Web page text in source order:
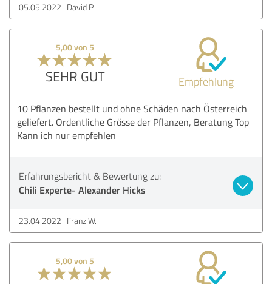
05.05.2022 David P.
5,00 von 5
SEHR GUT Empfehlung
10 Pflanzen bestellt und ohne Schäden nach Österreich
geliefert. Ordentliche Grösse der Pflanzen, Beratung Top
Kann ich nur empfehlen
Erfahrungsbericht & Bewertung zu:
Chili Experte- Alexander Hicks
23.04.2022 Franz W.
5,00 von 5